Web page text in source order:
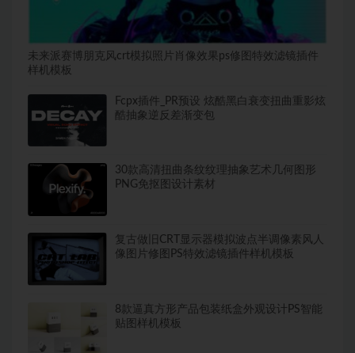
未来派赛博朋克风crt模拟照片肖像效果ps修图特效滤镜插件
样机模板
Fcpx插件_PR预设 炫酷黑白衰变扭曲重影炫
酷抽象逆反差渐变包
30款高清扭曲条纹纹理抽象艺术几何图形
PNG免抠图设计素材
复古做旧CRT显示器模拟波点半调像素风人
像图片修图PS特效滤镜插件样机模板
8款逼真方形产品包装纸盒外观设计PS智能
贴图样机模板